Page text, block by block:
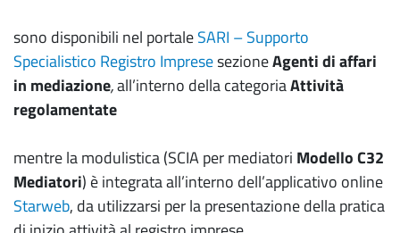
sono disponibili nel portaleSARI – Supporto
Specialistico Registro ImpresesezioneAgenti di affari
in mediazione,all’interno della categoriaAttività
regolamentate
mentre la modulistica (SCIA per mediatori Modello C32
Mediatori) è integrata all’interno dell’applicativo online
Starweb, da utilizzarsi per la presentazione della pratica